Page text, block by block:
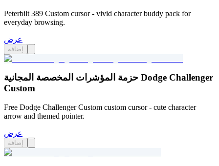
Peterbilt 389 Custom cursor - vivid character buddy pack for
everyday browsing.
عرض
إضافة
حزمة المؤشرات المخصصة المجانية Dodge Challenger
Custom
Free Dodge Challenger Custom custom cursor - cute character
arrow and themed pointer.
عرض
إضافة